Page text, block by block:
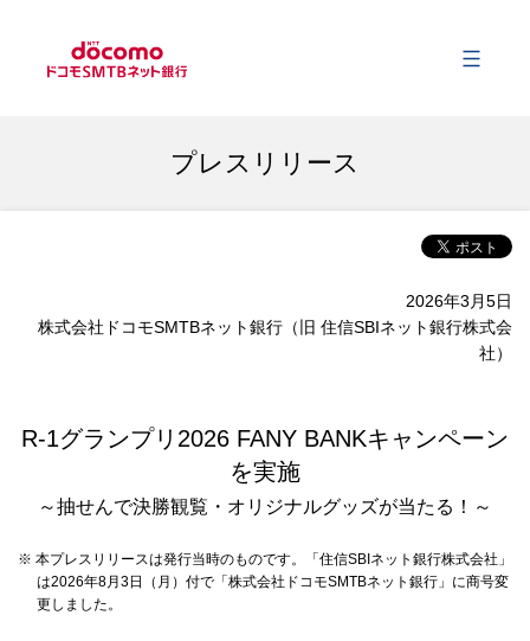
サステナビリティ
採用情報
プレスリリース
2026年3月5日
株式会社ドコモSMTBネット銀行（旧 住信SBIネット銀行株式会
社）
R-1グランプリ2026 FANY BANKキャンペーン
を実施
～抽せんで決勝観覧・オリジナルグッズが当たる！～
※ 本プレスリリースは発行当時のものです。「住信SBIネット銀行株式会社」
は2026年8月3日（月）付で「株式会社ドコモSMTBネット銀行」に商号変
更しました。